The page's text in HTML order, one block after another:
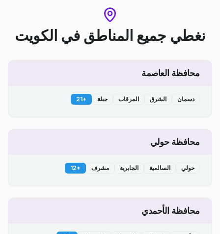
نغطي جميع المناطق في الكويت
محافظة العاصمة
دسمان الشرق المرقاب جبلة +
21
محافظة حولي
حولي السالمية الجابرية مشرف +
12
محافظة الأحمدي